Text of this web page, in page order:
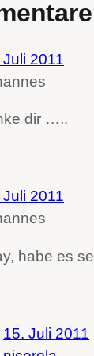
Juli 2011
dir …..
Juli 2011
habe es
15. Juli 2011